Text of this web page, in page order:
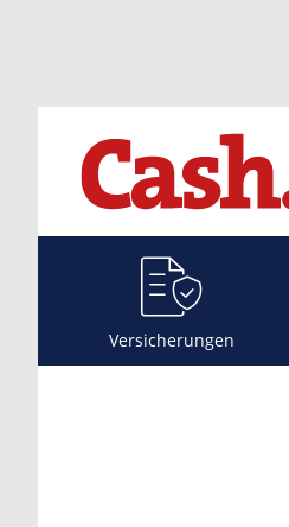
Versicherungen